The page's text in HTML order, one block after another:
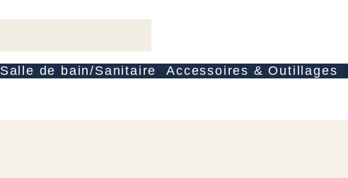
Salle de bain/Sanitaire Accessoires & Outillages